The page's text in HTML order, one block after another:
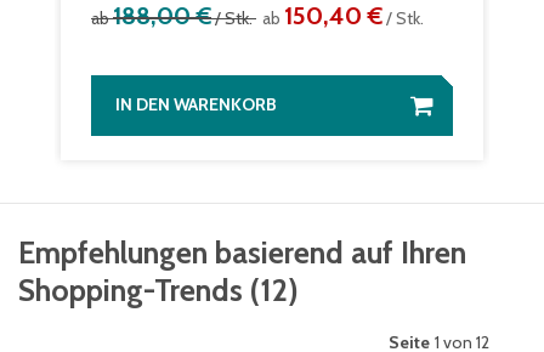
ab188,00 €/ Stk. ab 150,40 €/ Stk.
IN DEN WARENKORB
Empfehlungen basierend auf Ihren
Shopping-Trends (12)
Seite 1 von 12